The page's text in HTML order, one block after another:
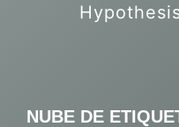
NUBE DE